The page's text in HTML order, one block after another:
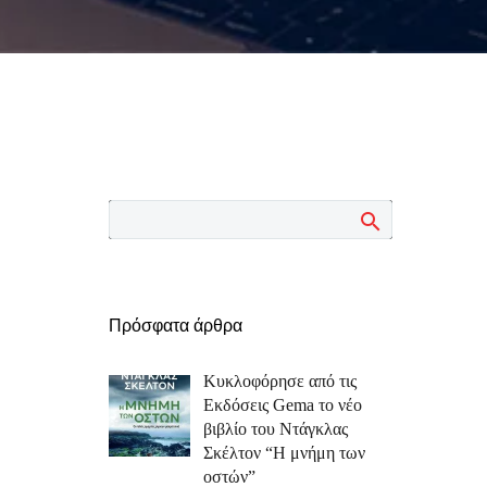
Πρόσφατα άρθρα
Κυκλοφόρησε από τις
Εκδόσεις Gema το νέο
βιβλίο του Ντάγκλας
Σκέλτον “Η μνήμη των
οστών”